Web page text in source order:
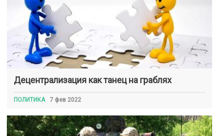
Децентрализация как танец на граблях
ПОЛИТИКА 7 фев 2022